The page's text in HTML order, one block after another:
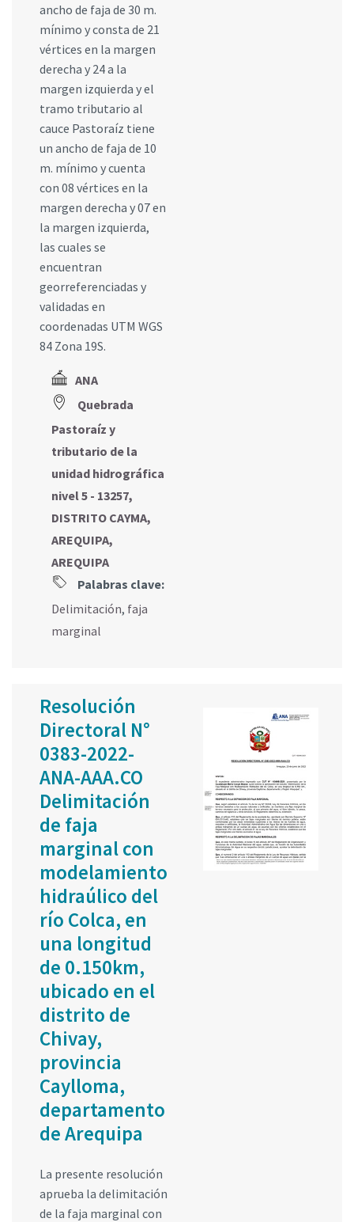
ancho de faja de 30 m.
mínimo y consta de 21
vértices en la margen
derecha y 24 a la
margen izquierda y el
tramo tributario al
cauce Pastoraíz tiene
un ancho de faja de 10
m. mínimo y cuenta
con 08 vértices en la
margen derecha y 07 en
la margen izquierda,
las cuales se
encuentran
georreferenciadas y
validadas en
coordenadas UTM WGS
84 Zona 19S.
ANA
Quebrada
Pastoraíz y
tributario de la
unidad hidrográfica
nivel 5 - 13257,
DISTRITO CAYMA,
AREQUIPA,
AREQUIPA
Palabras clave:
Delimitación, faja
marginal
Resolución
Directoral N°
0383-2022-
ANA-AAA.CO
Delimitación
de faja
marginal con
modelamiento
hidraúlico del
río Colca, en
una longitud
de 0.150km,
ubicado en el
distrito de
Chivay,
provincia
Caylloma,
departamento
de Arequipa
La presente resolución
aprueba la delimitación
de la faja marginal con